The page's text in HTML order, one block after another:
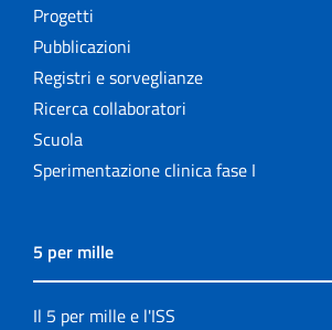
Progetti
Pubblicazioni
Registri e sorveglianze
Ricerca collaboratori
Scuola
Sperimentazione clinica fase I
5 per mille
Il 5 per mille e l'ISS